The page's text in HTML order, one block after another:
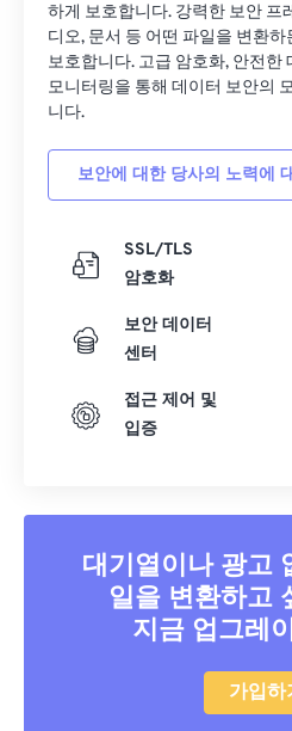
하게 보호합니다. 강력한 보안 프
디오, 문서 등 어떤 파일을 변환하
보호합니다. 고급 암호화, 안전한
모니터링을 통해 데이터 보안의
니다.
보안에 대한 당사의 노력에
SSL/TLS
암호화
보안 데이터
센터
접근 제어 및
입증
대기열이나 광고
일을 변환하고
지금 업그레
가입하